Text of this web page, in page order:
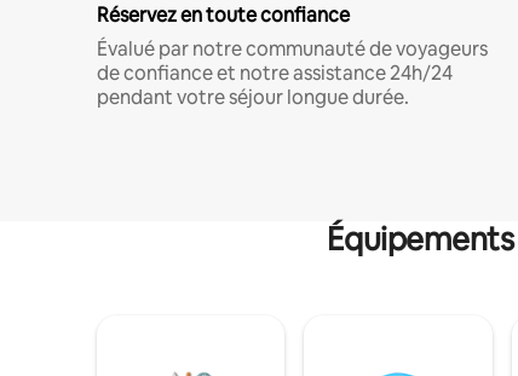
Réservez en toute confiance
Évalué par notre communauté de voyageurs
de confiance et notre assistance 24h/24
pendant votre séjour longue durée.